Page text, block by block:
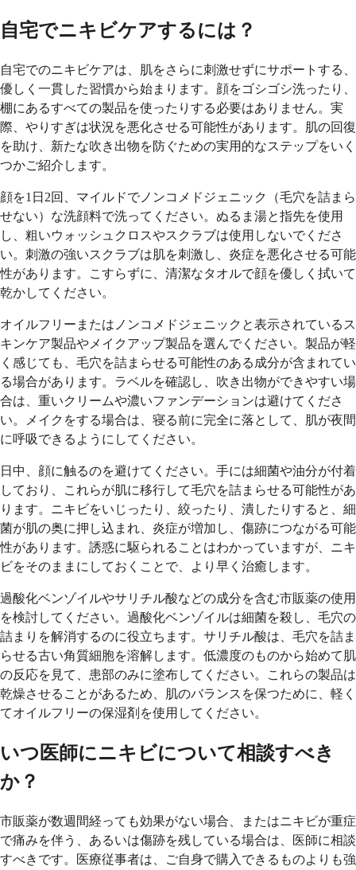
自宅でニキビケアするには？
自宅でのニキビケアは、肌をさらに刺激せずにサポートする、
優しく一貫した習慣から始まります。顔をゴシゴシ洗ったり、
棚にあるすべての製品を使ったりする必要はありません。実
際、やりすぎは状況を悪化させる可能性があります。肌の回復
を助け、新たな吹き出物を防ぐための実用的なステップをいく
つかご紹介します。
顔を1日2回、マイルドでノンコメドジェニック（毛穴を詰まら
せない）な洗顔料で洗ってください。ぬるま湯と指先を使用
し、粗いウォッシュクロスやスクラブは使用しないでくださ
い。刺激の強いスクラブは肌を刺激し、炎症を悪化させる可能
性があります。こすらずに、清潔なタオルで顔を優しく拭いて
乾かしてください。
オイルフリーまたはノンコメドジェニックと表示されているス
キンケア製品やメイクアップ製品を選んでください。製品が軽
く感じても、毛穴を詰まらせる可能性のある成分が含まれてい
る場合があります。ラベルを確認し、吹き出物ができやすい場
合は、重いクリームや濃いファンデーションは避けてくださ
い。メイクをする場合は、寝る前に完全に落として、肌が夜間
に呼吸できるようにしてください。
日中、顔に触るのを避けてください。手には細菌や油分が付着
しており、これらが肌に移行して毛穴を詰まらせる可能性があ
ります。ニキビをいじったり、絞ったり、潰したりすると、細
菌が肌の奥に押し込まれ、炎症が増加し、傷跡につながる可能
性があります。誘惑に駆られることはわかっていますが、ニキ
ビをそのままにしておくことで、より早く治癒します。
過酸化ベンゾイルやサリチル酸などの成分を含む市販薬の使用
を検討してください。過酸化ベンゾイルは細菌を殺し、毛穴の
詰まりを解消するのに役立ちます。サリチル酸は、毛穴を詰ま
らせる古い角質細胞を溶解します。低濃度のものから始めて肌
の反応を見て、患部のみに塗布してください。これらの製品は
乾燥させることがあるため、肌のバランスを保つために、軽く
てオイルフリーの保湿剤を使用してください。
いつ医師にニキビについて相談すべき
か？
市販薬が数週間経っても効果がない場合、またはニキビが重症
で痛みを伴う、あるいは傷跡を残している場合は、医師に相談
すべきです。医療従事者は、ご自身で購入できるものよりも強